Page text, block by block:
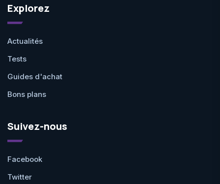
Explorez
Actualités
Tests
Guides d'achat
Bons plans
Suivez-nous
Facebook
Twitter